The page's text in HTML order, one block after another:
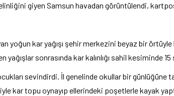
giyen Samsun havadan görüntülendi,
yoğun kar yağışı şehir merkezini beyaz bir
yağışlar sonrasında kar kalınlığı sahil kesiminde
sevindirdi. İl genelinde okullar bir günlüğüne
kar topu oynayıp ellerindeki poşetlerle kayak
Kulübüne yeni